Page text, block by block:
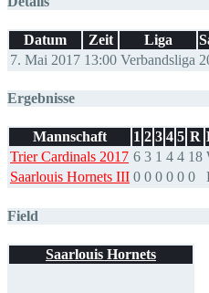
Datum Zeit Liga
7. Mai 2017 13:00 Verbandsliga
Ergebnisse
Mannschaft 1 2 3 4 5 R
Trier Cardinals 2017 6 3 1 4 4 18
Saarlouis Hornets III 0 0 0 0 0 0
Field
Saarlouis Hornets